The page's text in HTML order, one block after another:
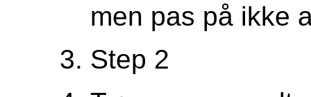
men pas på ikke
Step 2